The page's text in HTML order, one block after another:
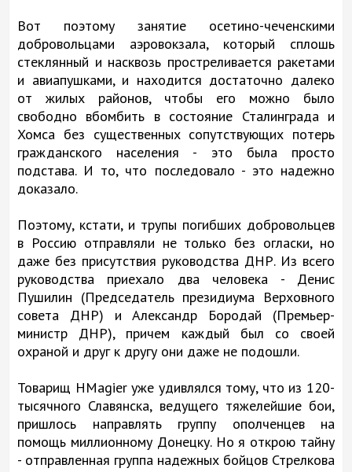
Вот поэтому занятие осетино-чеченскими
добровольцами аэровокзала, который сплошь
стеклянный и насквозь простреливается ракетами
и авиапушками, и находится достаточно далеко
от жилых районов, чтобы его можно было
свободно вбомбить в состояние Сталинграда и
Хомса без существенных сопутствующих потерь
гражданского населения - это была просто
подстава. И то, что последовало - это надежно
доказало.
Поэтому, кстати, и трупы погибших добровольцев
в Россию отправляли не только без огласки, но
даже без присутствия руководства ДНР. Из всего
руководства приехало два человека - Денис
Пушилин (Председатель президиума Верховного
совета ДНР) и Александр Бородай (Премьер-
министр ДНР), причем каждый был со своей
охраной и друг к другу они даже не подошли.
Товарищ HMagier уже удивлялся тому, что из 120-
тысячного Славянска, ведущего тяжелейшие бои,
пришлось направлять группу ополченцев на
помощь миллионному Донецку. Но я открою тайну
- отправленная группа надежных бойцов Стрелкова